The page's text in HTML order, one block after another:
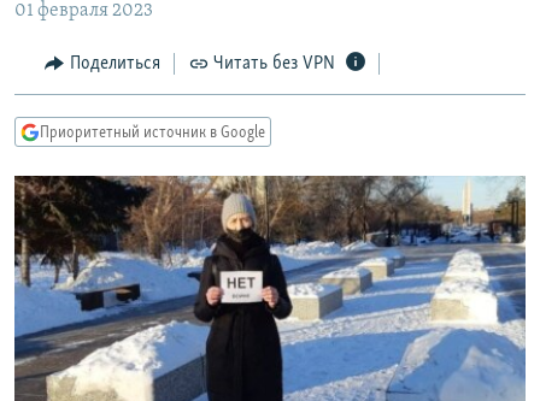
Вернутся
Вернутся
поиску
МНЕНИЯ
КУЛЬТУРА
КАВКАЗ.РЕАЛИИ
СЕВЕР.РЕАЛИИ
СИБИРЬ.РЕАЛИИ
РАСПИСАНИЕ ВЕЩАНИЯ
ПОДПИШИТЕСЬ НА РАССЫЛКУ
СОЦИАЛЬНЫЕ СЕТИ
01 февраля 2023
Поделиться Читать без VPN
Приоритетный источник в Google